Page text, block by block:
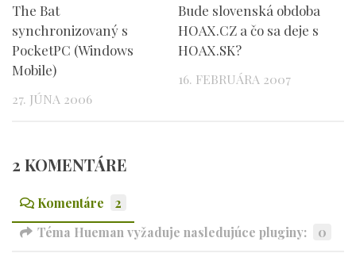
The Bat
synchronizovaný s
PocketPC (Windows
Mobile)
27. JÚNA 2006
Bude slovenská obdoba
HOAX.CZ a čo sa deje s
HOAX.SK?
16. FEBRUÁRA 2007
2 KOMENTÁRE
Komentáre
2
Téma Hueman vyžaduje nasledujúce pluginy:
0